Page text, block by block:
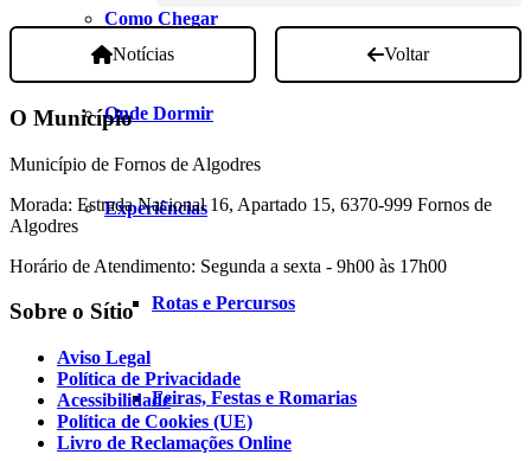
Como Chegar
Onde Dormir
Experiências
Rotas e Percursos
Feiras, Festas e Romarias
Notícias Voltar
O Município
Município de Fornos de Algodres
Morada: Estrada Nacional 16, Apartado 15, 6370-999 Fornos de
Algodres
Horário de Atendimento: Segunda a sexta - 9h00 às 17h00
Sobre o Sítio
Aviso Legal
Política de Privacidade
Acessibilidade
Política de Cookies (UE)
Livro de Reclamações Online